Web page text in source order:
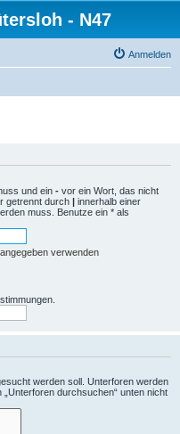
- N47
Anmelden
und ein - vor ein Wort, das nicht
getrennt durch | innerhalb einer
muss. Benutze ein * als
verwenden
werden soll. Unterforen werden
durchsuchen“ unten nicht